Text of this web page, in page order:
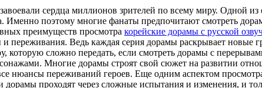
сердца миллионов зрителей по всему миру. Одной из
поэтому многие фанаты предпочитают смотреть
преимуществ просмотра корейские дорамы с русской
переживания. Ведь каждая серия дорамы раскрывает новые
которую сложно передать, если смотреть дорамы с
Многие дорамы строят свой сюжет на развитии
нюансы переживаний героев. Еще одним аспектом
дорамы проходят через сложные испытания и изменения, и